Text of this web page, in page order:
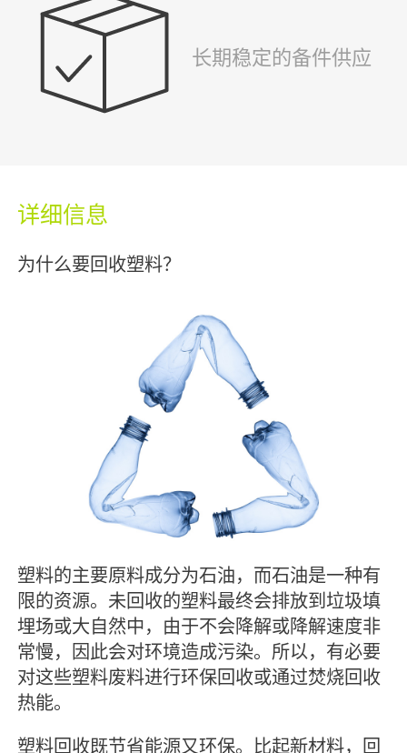
长期稳定的备件供应
详细信息
为什么要回收塑料？
塑料的主要原料成分为石油，而石油是一种有
限的资源。未回收的塑料最终会排放到垃圾填
埋场或大自然中，由于不会降解或降解速度非
常慢，因此会对环境造成污染。所以，有必要
对这些塑料废料进行环保回收或通过焚烧回收
热能。
塑料回收既节省能源又环保。比起新材料，回